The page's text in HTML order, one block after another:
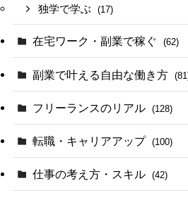
独学で学ぶ (17)
在宅ワーク・副業で稼ぐ (62)
副業で叶える自由な働き方
フリーランスのリアル (128)
転職・キャリアアップ (100)
仕事の考え方・スキル (42)